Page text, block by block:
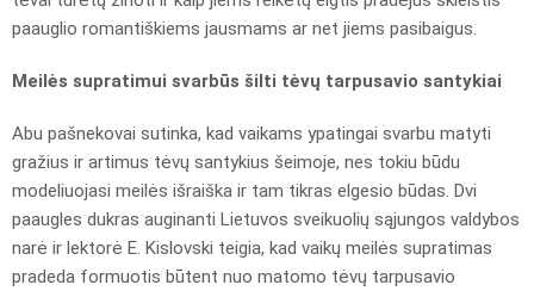
paauglio romantiškiems jausmams ar net jiems pasibaigus.
Meilės supratimui svarbūs šilti tėvų tarpusavio santykiai
Abu pašnekovai sutinka, kad vaikams ypatingai svarbu matyti
gražius ir artimus tėvų santykius šeimoje, nes tokiu būdu
modeliuojasi meilės išraiška ir tam tikras elgesio būdas. Dvi
paaugles dukras auginanti Lietuvos sveikuolių sąjungos valdybos
narė ir lektorė E. Kislovski teigia, kad vaikų meilės supratimas
pradeda formuotis būtent nuo matomo tėvų tarpusavio